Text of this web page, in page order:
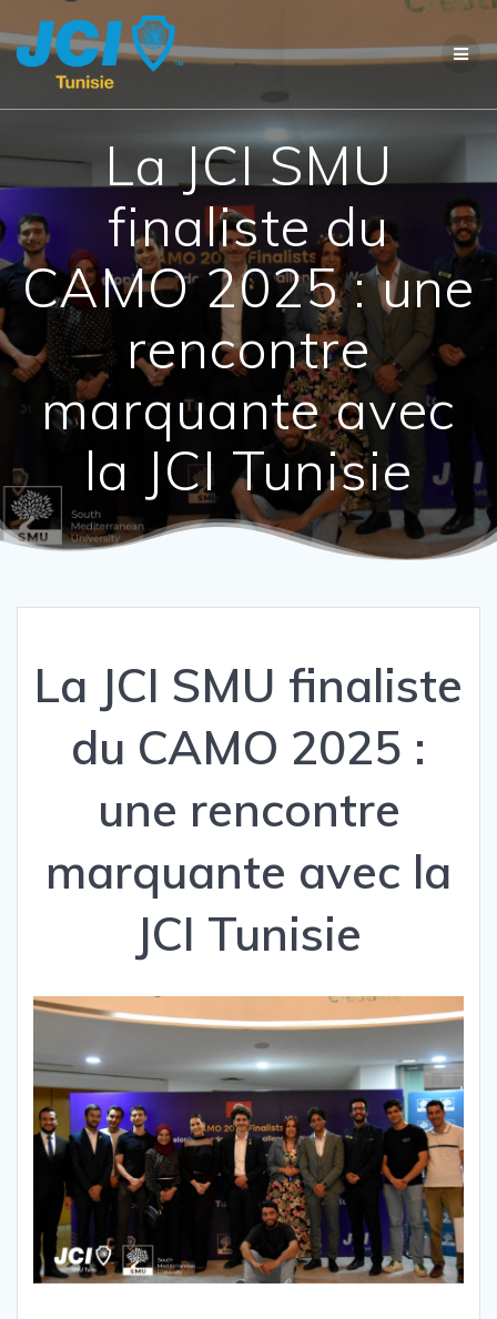
La JCI SMU
finaliste du
CAMO 2025 : une
rencontre
marquante avec
la JCI Tunisie
La JCI SMU finaliste
du CAMO 2025 :
une rencontre
marquante avec la
JCI Tunisie